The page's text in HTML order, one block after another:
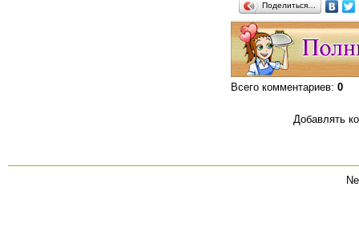
Поделиться…
Всего комментариев: 0
Добавлять